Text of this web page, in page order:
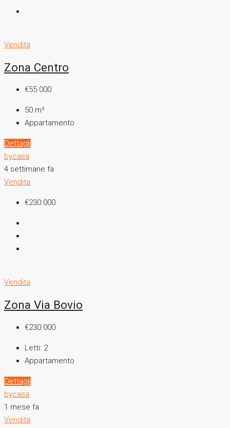
Vendita
Zona Centro
€55.000
50 m²
Appartamento
Dettagli
bycasa
4 settimane fa
Vendita
€230.000
Vendita
Zona Via Bovio
€230.000
Letti: 2
Appartamento
Dettagli
bycasa
1 mese fa
Vendita